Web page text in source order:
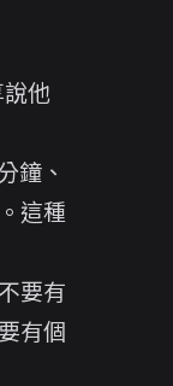
他
鐘、
這種
要有
有個